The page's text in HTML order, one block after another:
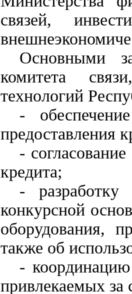
связей,
Основными
комитета
технологий
-
предоставления
-
кредита;
-
конкурсной
оборудования,
также об
-
привлекаемых за